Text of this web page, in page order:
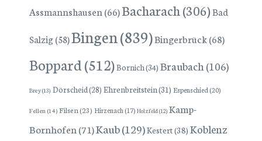
Assmannshausen (66)Bacharach(306)Bad
Salzig(58)Bingen(839)Bingerbrück(68)
Boppard(512)Bornich(34) Braubach(106)
Brey(13) Dörscheid(28) Ehrenbreitstein(31) Espenschied(20)
Fellen (14) Filsen(23) Hirzenach(17) Holzfeld(12) Kamp-
Bornhofen (71)Kaub(129)Kestert(38) Koblenz